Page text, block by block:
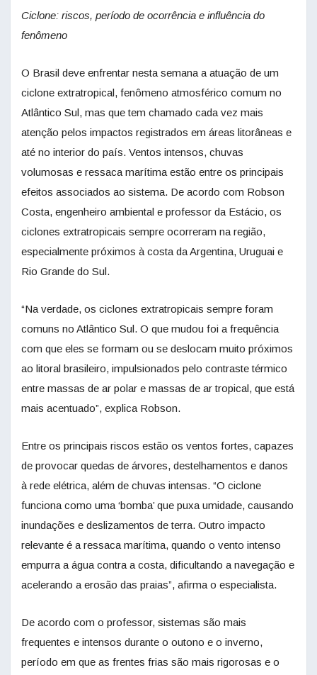
Ciclone: riscos, período de ocorrência e influência do
fenômeno
O Brasil deve enfrentar nesta semana a atuação de um
ciclone extratropical, fenômeno atmosférico comum no
Atlântico Sul, mas que tem chamado cada vez mais
atenção pelos impactos registrados em áreas litorâneas e
até no interior do país. Ventos intensos, chuvas
volumosas e ressaca marítima estão entre os principais
efeitos associados ao sistema. De acordo com Robson
Costa, engenheiro ambiental e professor da Estácio, os
ciclones extratropicais sempre ocorreram na região,
especialmente próximos à costa da Argentina, Uruguai e
Rio Grande do Sul.
“Na verdade, os ciclones extratropicais sempre foram
comuns no Atlântico Sul. O que mudou foi a frequência
com que eles se formam ou se deslocam muito próximos
ao litoral brasileiro, impulsionados pelo contraste térmico
entre massas de ar polar e massas de ar tropical, que está
mais acentuado”, explica Robson.
Entre os principais riscos estão os ventos fortes, capazes
de provocar quedas de árvores, destelhamentos e danos
à rede elétrica, além de chuvas intensas. “O ciclone
funciona como uma ‘bomba’ que puxa umidade, causando
inundações e deslizamentos de terra. Outro impacto
relevante é a ressaca marítima, quando o vento intenso
empurra a água contra a costa, dificultando a navegação e
acelerando a erosão das praias”, afirma o especialista.
De acordo com o professor, sistemas são mais
frequentes e intensos durante o outono e o inverno,
período em que as frentes frias são mais rigorosas e o